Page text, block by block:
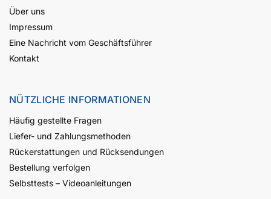
Über uns
Impressum
Eine Nachricht vom Geschäftsführer
Kontakt
NÜTZLICHE INFORMATIONEN
Häufig gestellte Fragen
Liefer- und Zahlungsmethoden
Rückerstattungen und Rücksendungen
Bestellung verfolgen
Selbsttests – Videoanleitungen